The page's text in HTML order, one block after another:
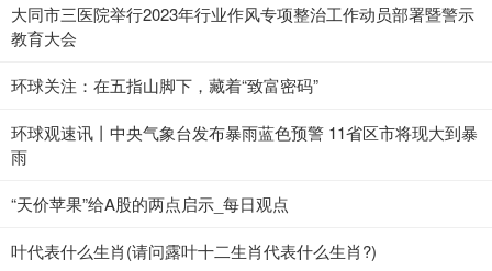
大同市三医院举行2023年行业作风专项整治工作动员部署暨警示
教育大会
环球关注：在五指山脚下，藏着“致富密码”
环球观速讯丨中央气象台发布暴雨蓝色预警 11省区市将现大到暴
雨
“天价苹果”给A股的两点启示_每日观点
叶代表什么生肖(请问露叶十二生肖代表什么生肖?)